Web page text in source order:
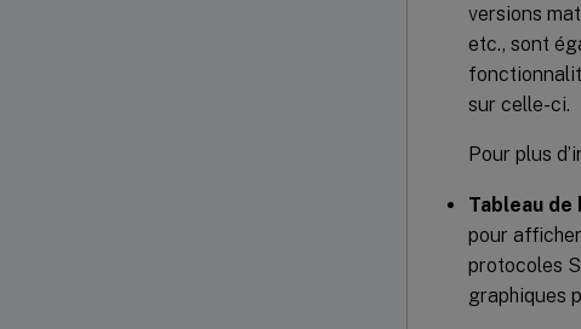
versions
etc., sont
sur celle-ci.
Pour plus
Tableau de
pour
protocoles
graphiques